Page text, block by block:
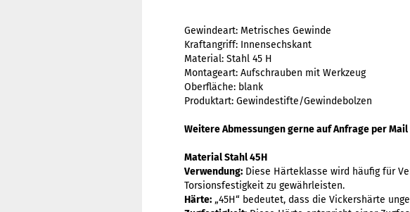
Gewindeart: Metrisches Gewinde
Kraftangriff: Innensechskant
Material: Stahl 45 H
Montageart: Aufschrauben mit Werkzeug
Oberfläche: blank
Produktart: Gewindestifte/Gewindebolzen
Weitere Abmessungen gerne auf Anfrage per
Material Stahl 45H
Verwendung: Diese Härteklasse wird häufig für
Torsionsfestigkeit zu gewährleisten.
Härte: „45H“ bedeutet, dass die Vickershärte